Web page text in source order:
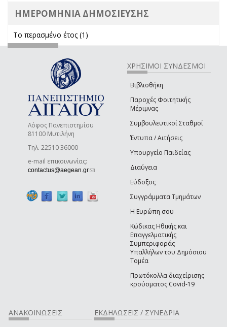
ΗΜΕΡΟΜΗΝΙΑ ΔΗΜΟΣΙΕΥΣΗΣ
Το περασμένο έτος (1)
Λόφος Πανεπιστημίου
81100 Μυτιλήνη
Τηλ. 22510 36000
e-mail επικοινωνίας:
contactus@aegean.gr(link sends e-mail)
ΧΡΗΣΙΜΟΙ ΣΥΝΔΕΣΜΟΙ
Βιβλιοθήκη
Παροχές Φοιτητικής
Μέριμνας
Συμβουλευτικοί Σταθμοί
Έντυπα / Αιτήσεις
Υπουργείο Παιδείας
Διαύγεια
Εύδοξος
Συγγράμματα Τμημάτων
Η Ευρώπη σου
Κώδικας Ηθικής και
Επαγγελματικής
Συμπεριφοράς
Υπαλλήλων του Δημόσιου
Τομέα
Πρωτόκολλα διαχείρισης
κρούσματος Covid-19
ΑΝΑΚΟΙΝΩΣΕΙΣ ΕΚΔΗΛΩΣΕΙΣ / ΣΥΝΕΔΡΙΑ